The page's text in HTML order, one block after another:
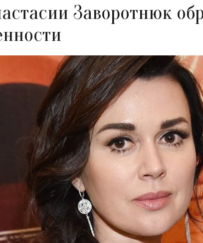
Заворотнюк